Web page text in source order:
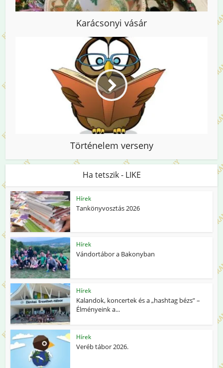
Karácsonyi vásár
Történelem verseny
Ha tetszik - LIKE
Hírek
Tankönyvosztás 2026
Hírek
Vándortábor a Bakonyban
Hírek
Kalandok, koncertek és a „hashtag bézs” –
Élményeink a...
Hírek
Veréb tábor 2026.